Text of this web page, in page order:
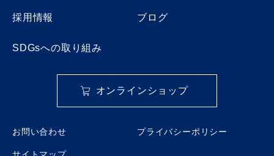
採用情報 ブログ
SDGsへの取り組み
オンラインショップ
お問い合わせ プライバシーポリシー
サイトマップ